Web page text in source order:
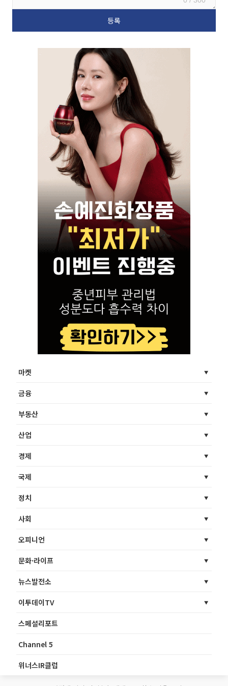
마켓
금융
부동산
산업
경제
국제
정치
사회
오피니언
문화·라이프
뉴스발전소
이투데이TV
스페셜리포트
Channel 5
위너스IR클럽